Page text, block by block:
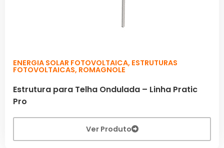
ENERGIA SOLAR FOTOVOLTAICA, ESTRUTURAS
FOTOVOLTAICAS, ROMAGNOLE
Estrutura para Telha Ondulada – Linha Pratic
Pro
Ver Produto